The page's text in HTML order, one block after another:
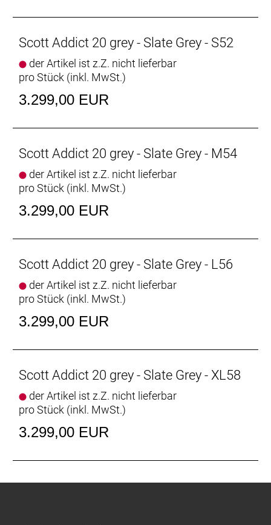
Empfehlung Maximalgröße: 205 cm
Scott Addict 20 grey - Slate Grey - S52
der Artikel ist z.Z. nicht lieferbar
pro Stück (inkl. MwSt.)
3.299,00 EUR
Scott Addict 20 grey - Slate Grey - M54
der Artikel ist z.Z. nicht lieferbar
pro Stück (inkl. MwSt.)
3.299,00 EUR
Scott Addict 20 grey - Slate Grey - L56
der Artikel ist z.Z. nicht lieferbar
pro Stück (inkl. MwSt.)
3.299,00 EUR
Scott Addict 20 grey - Slate Grey - XL58
der Artikel ist z.Z. nicht lieferbar
pro Stück (inkl. MwSt.)
3.299,00 EUR